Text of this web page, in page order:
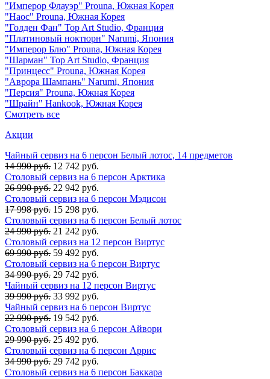
"Имперор Флауэр" Prouna, Южная Корея
"Наос" Prouna, Южная Корея
"Голден Фан" Top Art Studio, Франция
"Платиновый ноктюрн" Narumi, Япония
"Имперор Блю" Prouna, Южная Корея
"Шарман" Top Art Studio, Франция
"Принцесс" Prouna, Южная Корея
"Аврора Шампань" Narumi, Япония
"Персия" Prouna, Южная Корея
"Шрайн" Hankook, Южная Корея
Смотреть все
Акции
Чайный сервиз на 6 персон Белый лотос, 14 предметов
14 990 руб. 12 742 руб.
Столовый сервиз на 6 персон Арктика
26 990 руб. 22 942 руб.
Столовый сервиз на 6 персон Мэдисон
17 998 руб. 15 298 руб.
Столовый сервиз на 6 персон Белый лотос
24 990 руб. 21 242 руб.
Столовый сервиз на 12 персон Виртус
69 990 руб. 59 492 руб.
Столовый сервиз на 6 персон Виртус
34 990 руб. 29 742 руб.
Чайный сервиз на 12 персон Виртус
39 990 руб. 33 992 руб.
Чайный сервиз на 6 персон Виртус
22 990 руб. 19 542 руб.
Столовый сервиз на 6 персон Айвори
29 990 руб. 25 492 руб.
Столовый сервиз на 6 персон Аррис
34 990 руб. 29 742 руб.
Столовый сервиз на 6 персон Баккара